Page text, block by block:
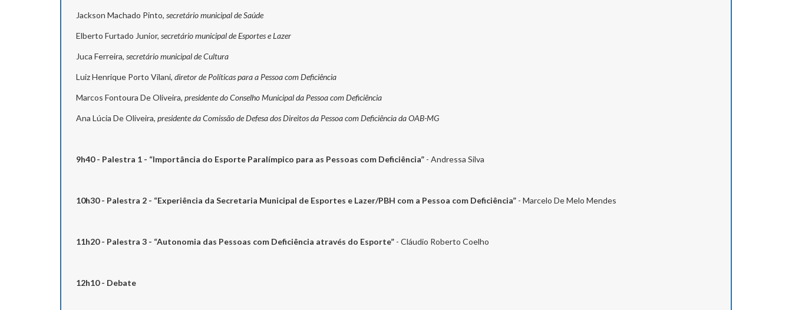
Jackson Machado Pinto, secretário municipal de Saúde
Elberto Furtado Junior, secretário municipal de Esportes e Lazer
Juca Ferreira, secretário municipal de Cultura
Luiz Henrique Porto Vilani, diretor de Políticas para a Pessoa com Deficiência
Marcos Fontoura De Oliveira, presidente do Conselho Municipal da Pessoa com Deficiência
Ana Lúcia De Oliveira, presidente da Comissão de Defesa dos Direitos da Pessoa com Deficiência da OAB-MG
9h40 - Palestra 1 - “Importância do Esporte Paralímpico para as Pessoas com Deficiência” - Andressa Silva
10h30 - Palestra 2 - “Experiência da Secretaria Municipal de Esportes e Lazer/PBH com a Pessoa com Deficiência” - Marcelo De Melo Mendes
11h20 - Palestra 3 - “Autonomia das Pessoas com Deficiência através do Esporte” - Cláudio Roberto Coelho
12h10 - Debate